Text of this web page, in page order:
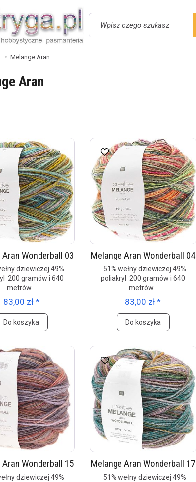
Wyszukaj
Melange Aran
Aran
Aran Wonderball 03
dziewiczej 49%
200 gramów i 640
metrów.
83,00 zł *
Do koszyka
Melange Aran Wonderball 04
51% wełny dziewiczej 49%
poliakryl 200 gramów i 640
metrów.
83,00 zł *
Do koszyka
Aran Wonderball 15
dziewiczej 49%
Melange Aran Wonderball 17
51% wełny dziewiczej 49%